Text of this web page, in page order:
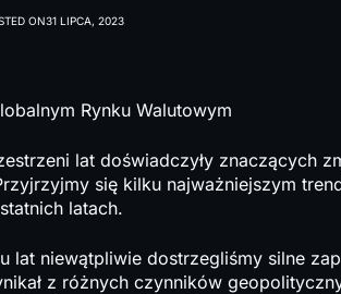
ON31 LIPCA, 2023
Rynku Walutowym
lat doświadczyły znaczących
się kilku najważniejszym
latach.
lat niewątpliwie dostrzegliśmy silne
z różnych czynników